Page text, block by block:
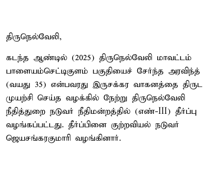
திருநெல்வேலி,
கடந்த ஆண்டில் (2025) திருநெல்வேலி மாவட்டம்
பாளையம்செட்டிகுளம் பகுதியைச் சேர்ந்த அரவிந்த்
(வயது 35) என்பவரது இருசக்கர வாகனத்தை திருட
முயற்சி செய்த வழக்கில் நேற்று திருநெல்வேலி
நீதித்துறை நடுவர் நீதிமன்றத்தில் (எண்-III) தீர்ப்பு
வழங்கப்பட்டது. தீர்ப்பினை குற்றவியல் நடுவர்
ஜெயசங்கரகுமாரி வழங்கினார்.